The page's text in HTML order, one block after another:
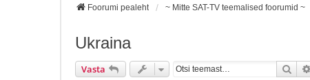
Foorumi pealeht ~ Mitte SAT-TV teemalised foorumid ~
Ukraina
Vasta Otsi